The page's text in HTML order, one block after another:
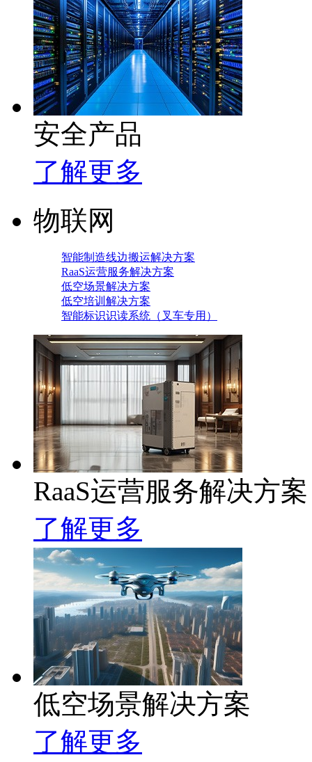
安全产品
了解更多
物联网
智能制造线边搬运解决方案
RaaS运营服务解决方案
低空场景解决方案
低空培训解决方案
智能标识识读系统（叉车专用）
RaaS运营服务解决方案
了解更多
低空场景解决方案
了解更多